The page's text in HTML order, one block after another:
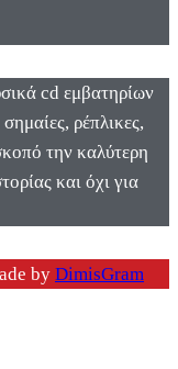
cd εμβατηρίων
ρέπλικες,
την καλύτερη
και όχι για
by DimisGram